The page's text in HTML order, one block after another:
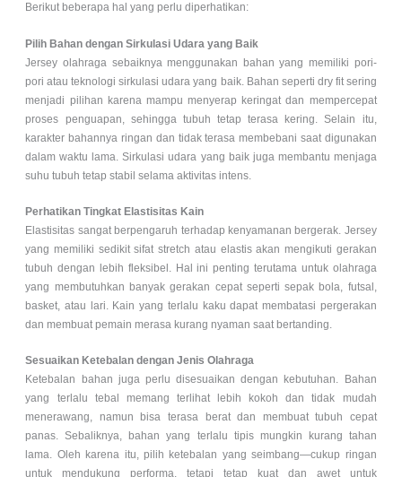
Berikut beberapa hal yang perlu diperhatikan:
Pilih Bahan dengan Sirkulasi Udara yang Baik
Jersey olahraga sebaiknya menggunakan bahan yang memiliki pori-
pori atau teknologi sirkulasi udara yang baik. Bahan seperti dry fit sering
menjadi pilihan karena mampu menyerap keringat dan mempercepat
proses penguapan, sehingga tubuh tetap terasa kering. Selain itu,
karakter bahannya ringan dan tidak terasa membebani saat digunakan
dalam waktu lama. Sirkulasi udara yang baik juga membantu menjaga
suhu tubuh tetap stabil selama aktivitas intens.
Perhatikan Tingkat Elastisitas Kain
Elastisitas sangat berpengaruh terhadap kenyamanan bergerak. Jersey
yang memiliki sedikit sifat stretch atau elastis akan mengikuti gerakan
tubuh dengan lebih fleksibel. Hal ini penting terutama untuk olahraga
yang membutuhkan banyak gerakan cepat seperti sepak bola, futsal,
basket, atau lari. Kain yang terlalu kaku dapat membatasi pergerakan
dan membuat pemain merasa kurang nyaman saat bertanding.
Sesuaikan Ketebalan dengan Jenis Olahraga
Ketebalan bahan juga perlu disesuaikan dengan kebutuhan. Bahan
yang terlalu tebal memang terlihat lebih kokoh dan tidak mudah
menerawang, namun bisa terasa berat dan membuat tubuh cepat
panas. Sebaliknya, bahan yang terlalu tipis mungkin kurang tahan
lama. Oleh karena itu, pilih ketebalan yang seimbang—cukup ringan
untuk mendukung performa, tetapi tetap kuat dan awet untuk